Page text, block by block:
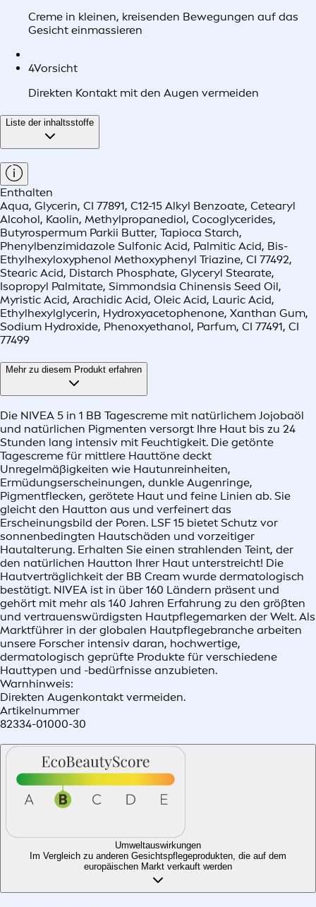
Creme in kleinen, kreisenden Bewegungen auf das
Gesicht einmassieren
4Vorsicht
Direkten Kontakt mit den Augen vermeiden
Liste der inhaltsstoffe
Enthalten
Aqua, Glycerin, CI 77891, C12-15 Alkyl Benzoate, Cetearyl
Alcohol, Kaolin, Methylpropanediol, Cocoglycerides,
Butyrospermum Parkii Butter, Tapioca Starch,
Phenylbenzimidazole Sulfonic Acid, Palmitic Acid, Bis-
Ethylhexyloxyphenol Methoxyphenyl Triazine, CI 77492,
Stearic Acid, Distarch Phosphate, Glyceryl Stearate,
Isopropyl Palmitate, Simmondsia Chinensis Seed Oil,
Myristic Acid, Arachidic Acid, Oleic Acid, Lauric Acid,
Ethylhexylglycerin, Hydroxyacetophenone, Xanthan Gum,
Sodium Hydroxide, Phenoxyethanol, Parfum, CI 77491, CI
77499
Mehr zu diesem Produkt erfahren
Die NIVEA 5 in 1 BB Tagescreme mit natürlichem Jojobaöl
und natürlichen Pigmenten versorgt Ihre Haut bis zu 24
Stunden lang intensiv mit Feuchtigkeit. Die getönte
Tagescreme für mittlere Hauttöne deckt
Unregelmäßigkeiten wie Hautunreinheiten,
Ermüdungserscheinungen, dunkle Augenringe,
Pigmentflecken, gerötete Haut und feine Linien ab. Sie
gleicht den Hautton aus und verfeinert das
Erscheinungsbild der Poren. LSF 15 bietet Schutz vor
sonnenbedingten Hautschäden und vorzeitiger
Hautalterung. Erhalten Sie einen strahlenden Teint, der
den natürlichen Hautton Ihrer Haut unterstreicht! Die
Hautverträglichkeit der BB Cream wurde dermatologisch
bestätigt. NIVEA ist in über 160 Ländern präsent und
gehört mit mehr als 140 Jahren Erfahrung zu den größten
und vertrauenswürdigsten Hautpflegemarken der Welt. Als
Marktführer in der globalen Hautpflegebranche arbeiten
unsere Forscher intensiv daran, hochwertige,
dermatologisch geprüfte Produkte für verschiedene
Hauttypen und -bedürfnisse anzubieten.
Warnhinweis:
Direkten Augenkontakt vermeiden.
Artikelnummer
82334-01000-30
Umweltauswirkungen
Im Vergleich zu anderen Gesichtspflegeprodukten, die auf dem
europäischen Markt verkauft werden​